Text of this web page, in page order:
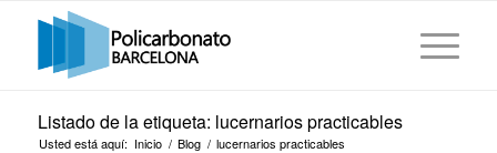
Listado de la etiqueta: lucernarios practicables
Usted está aquí: Inicio / Blog / lucernarios practicables